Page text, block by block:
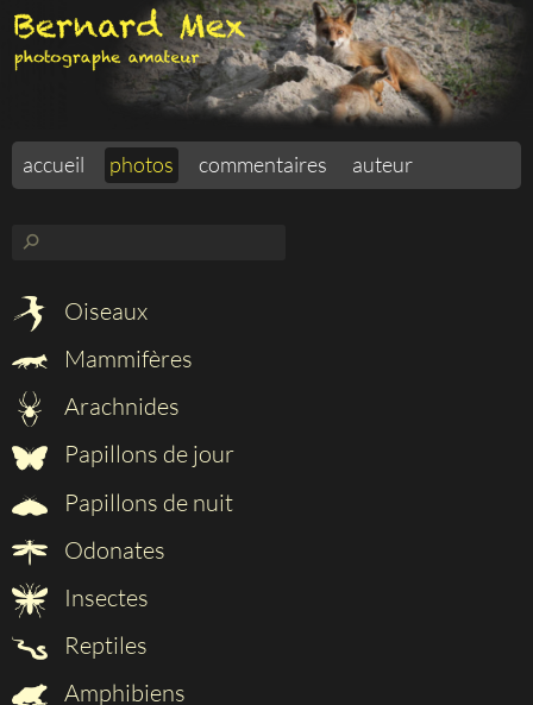
accueil photos commentaires auteur
⚲
Oiseaux
Mammifères
Arachnides
Papillons de jour
Papillons de nuit
Odonates
Insectes
Reptiles
Amphibiens